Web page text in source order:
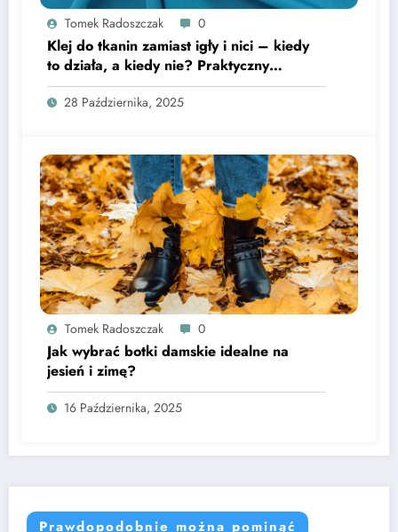
Tomek Radoszczak 0
Klej do tkanin zamiast igły i nici – kiedy
to działa, a kiedy nie? Praktyczny
poradnik
28 Października, 2025
Tomek Radoszczak 0
Jak wybrać botki damskie idealne na
jesień i zimę?
16 Października, 2025
Prawdopodobnie można pominąć